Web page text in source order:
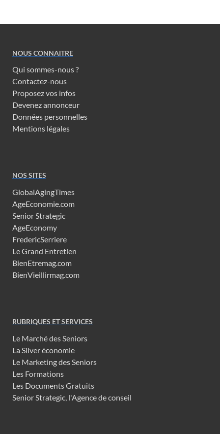
NOUS CONNAITRE
Qui sommes-nous ?
Contactez-nous
Proposez vos infos
Devenez annonceur
Données personnelles
Mentions légales
NOS SITES
GlobalAgingTimes
AgeEconomie.com
Senior Strategic
AgeEconomy
FredericSerriere
Le Grand Entretien
BienEtremag.com
BienVieillirmag.com
RUBRIQUES ET SERVICES
Le Marché des Seniors
La Silver économie
Le Marketing des Seniors
Les Formations
Les Documents Gratuits
Senior Strategic, l'Agence de conseil